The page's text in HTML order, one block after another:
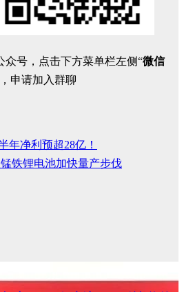
众号，点击下方菜单栏左侧“微信
申请加入群聊
年净利预超28亿！
铁锂电池加快量产步伐